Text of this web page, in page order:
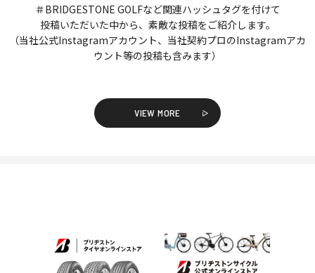
＃BRIDGESTONE GOLFなど関連ハッシュタグを付けて
投稿いただいた中から、素敵な投稿をご紹介します。
（当社公式Instagramアカウント、当社契約プロのInstagramアカ
ウント等の投稿も含みます）
VIEW MORE